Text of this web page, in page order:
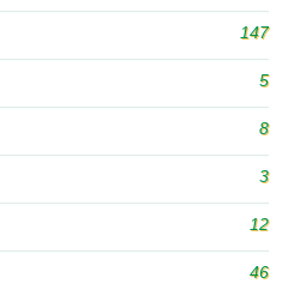
147
5
8
3
12
46